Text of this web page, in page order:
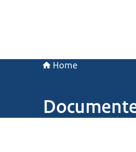
Home